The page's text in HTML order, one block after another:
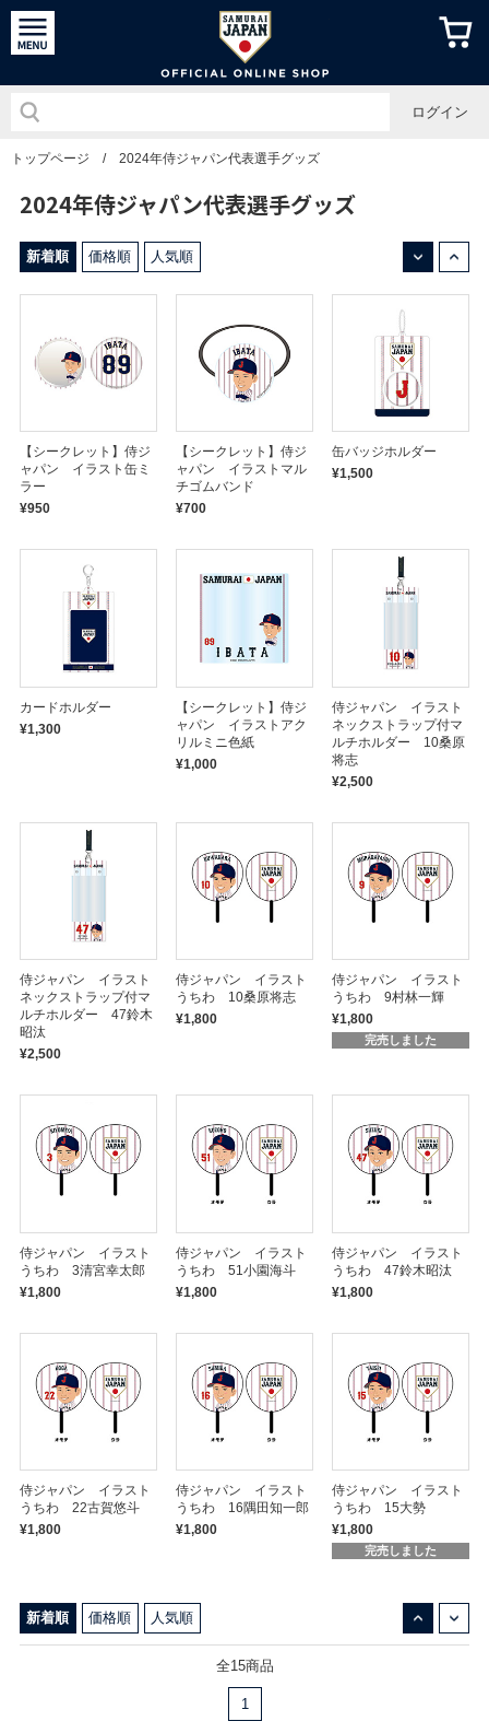
侍ジャパ
ログイン
トップページ / 2024年侍ジャパン代表選手グッズ
2024年侍ジャパン代表選手グッズ
新着順 価格順 人気順
【シークレット】侍ジ
ャパン イラスト缶ミ
ラー
¥950
【シークレット】侍ジ
ャパン イラストマル
チゴムバンド
¥700
缶バッジホルダー
¥1,500
カードホルダー
¥1,300
【シークレット】侍ジ
ャパン イラストアク
リルミニ色紙
¥1,000
侍ジャパン イラスト
ネックストラップ付マ
ルチホルダー 10桑原
将志
¥2,500
侍ジャパン イラスト
ネックストラップ付マ
ルチホルダー 47鈴木
昭汰
¥2,500
侍ジャパン イラスト
うちわ 10桑原将志
¥1,800
侍ジャパン イラスト
うちわ 9村林一輝
¥1,800
完売しました
侍ジャパン イラスト
うちわ 3清宮幸太郎
¥1,800
侍ジャパン イラスト
うちわ 51小園海斗
¥1,800
侍ジャパン イラスト
うちわ 47鈴木昭汰
¥1,800
侍ジャパン イラスト
うちわ 22古賀悠斗
¥1,800
侍ジャパン イラスト
うちわ 16隅田知一郎
¥1,800
侍ジャパン イラスト
うちわ 15大勢
¥1,800
完売しました
新着順 価格順 人気順
全15商品
1